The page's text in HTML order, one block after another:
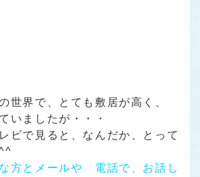
世界で、とても敷居が高く、
いましたが・・・
ビで見ると、なんだか、とって
方とメールや 電話で、お話し